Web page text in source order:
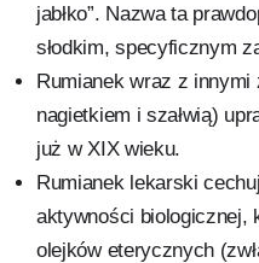
jabłko”. Nazwa ta
słodkim, specyficznym
Rumianek wraz z innymi
nagietkiem i szałwią)
już w XIX wieku.
Rumianek lekarski
aktywności biologicznej,
olejków eterycznych